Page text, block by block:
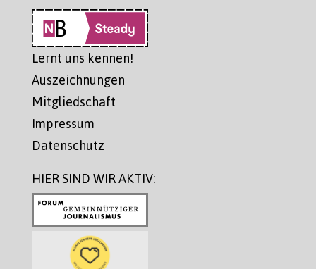
Lernt uns kennen!
Auszeichnungen
Mitgliedschaft
Impressum
Datenschutz
HIER SIND WIR AKTIV: